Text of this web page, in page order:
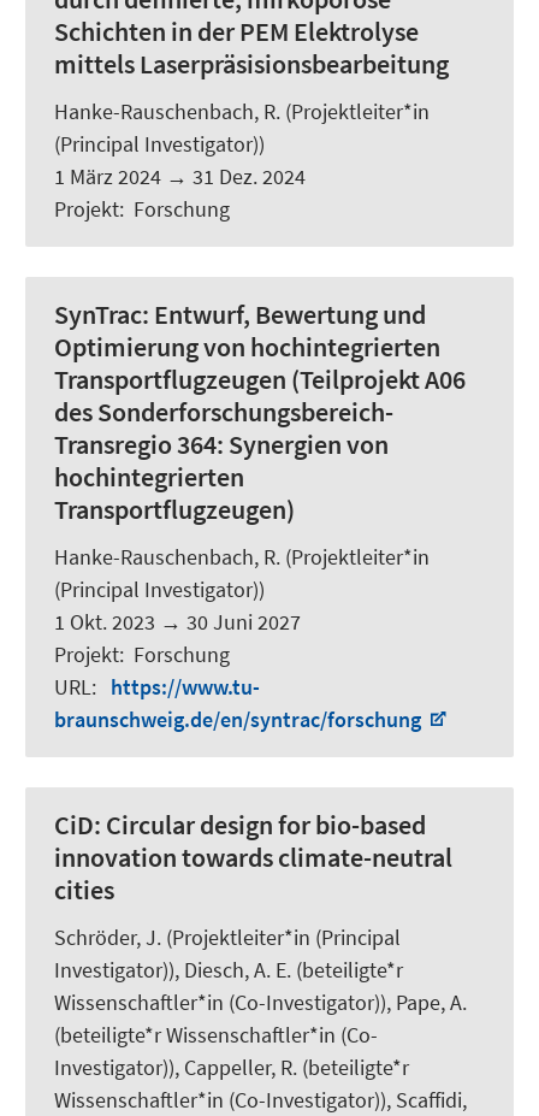
Schichten in der PEM Elektrolyse
mittels Laserpräsisionsbearbeitung
Hanke-Rauschenbach, R. (Projektleiter*in
(Principal Investigator))
1 März 2024 → 31 Dez. 2024
Projekt: Forschung
SynTrac: Entwurf, Bewertung und
Optimierung von hochintegrierten
Transportflugzeugen (Teilprojekt A06
des Sonderforschungsbereich-
Transregio 364: Synergien von
hochintegrierten
Transportflugzeugen)
Hanke-Rauschenbach, R. (Projektleiter*in
(Principal Investigator))
1 Okt. 2023 → 30 Juni 2027
Projekt: Forschung
URL: https://www.tu-
braunschweig.de/en/syntrac/forschung
CiD: Circular design for bio-based
innovation towards climate-neutral
cities
Schröder, J. (Projektleiter*in (Principal
Investigator)), Diesch, A. E. (beteiligte*r
Wissenschaftler*in (Co-Investigator)), Pape, A.
(beteiligte*r Wissenschaftler*in (Co-
Investigator)), Cappeller, R. (beteiligte*r
Wissenschaftler*in (Co-Investigator)), Scaffidi,